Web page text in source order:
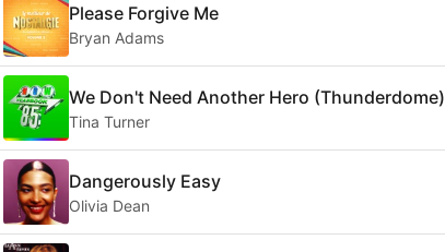
Please Forgive Me
Bryan Adams
We Don't Need Another Hero (Thunderdome)
Tina Turner
Dangerously Easy
Olivia Dean